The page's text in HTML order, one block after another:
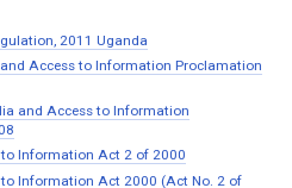
les  voies  de  recours
publics astreints à
aux dispositions pénale
2011 Uganda
Access to Information Proclamation
and Access to Information
Information Act 2 of 2000
Information Act 2000 (Act No. 2 of